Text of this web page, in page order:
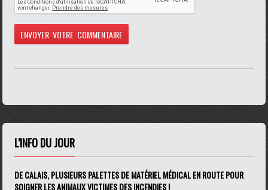
L'INFO DU JOUR
DE CALAIS, PLUSIEURS PALETTES DE MATÉRIEL MÉDICAL EN ROUTE POUR
SOIGNER LES ANIMAUX VICTIMES DES INCENDIES !